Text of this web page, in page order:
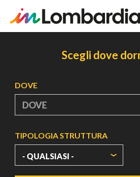
Scegli dove
DOVE
TIPOLOGIA STRUTTURA